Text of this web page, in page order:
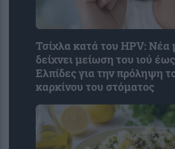
Τσίχλα κατά του HPV: Νέα
δείχνει μείωση του ιού
Ελπίδες για την πρόληψη
καρκίνου του στόματος